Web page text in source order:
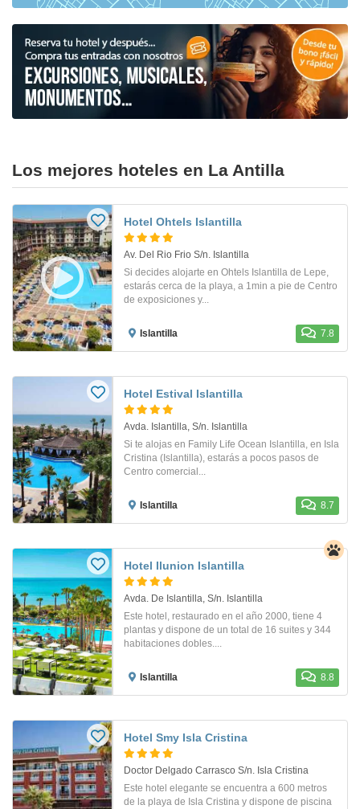
Los mejores hoteles en La Antilla
Hotel Ohtels Islantilla
Av. Del Rio Frio S/n. Islantilla
Si decides alojarte en Ohtels Islantilla de Lepe,
estarás cerca de la playa, a 1min a pie de Centro
de exposiciones y...
Islantilla 7.8
Hotel Estival Islantilla
Avda. Islantilla, S/n. Islantilla
Si te alojas en Family Life Ocean Islantilla, en Isla
Cristina (Islantilla), estarás a pocos pasos de
Centro comercial...
Islantilla 8.7
Hotel Ilunion Islantilla
Avda. De Islantilla, S/n. Islantilla
Este hotel, restaurado en el año 2000, tiene 4
plantas y dispone de un total de 16 suites y 344
habitaciones dobles....
Islantilla 8.8
Hotel Smy Isla Cristina
Doctor Delgado Carrasco S/n. Isla Cristina
Este hotel elegante se encuentra a 600 metros
de la playa de Isla Cristina y dispone de piscina